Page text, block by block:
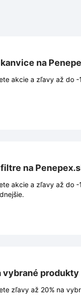
na
akcie a zľavy až do
na
a zľavy až do -10%
vybrané produkty
zľavy až 20% na